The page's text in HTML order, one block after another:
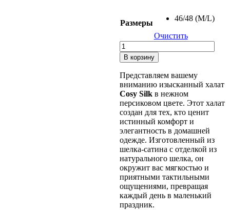
Размеры
46/48 (M/L)
Очистить
Количество
товара
Халат
Cosy
Silk
персиковый
В корзину
Представляем вашему
вниманию изысканный халат
Cosy Silkв нежном
персиковом цвете. Этот халат
создан для тех, кто ценит
истинный комфорт и
элегантность в домашней
одежде. Изготовленный из
шелка-сатина с отделкой из
натурального шелка, он
окружит вас мягкостью и
приятными тактильными
ощущениями, превращая
каждый день в маленький
праздник.